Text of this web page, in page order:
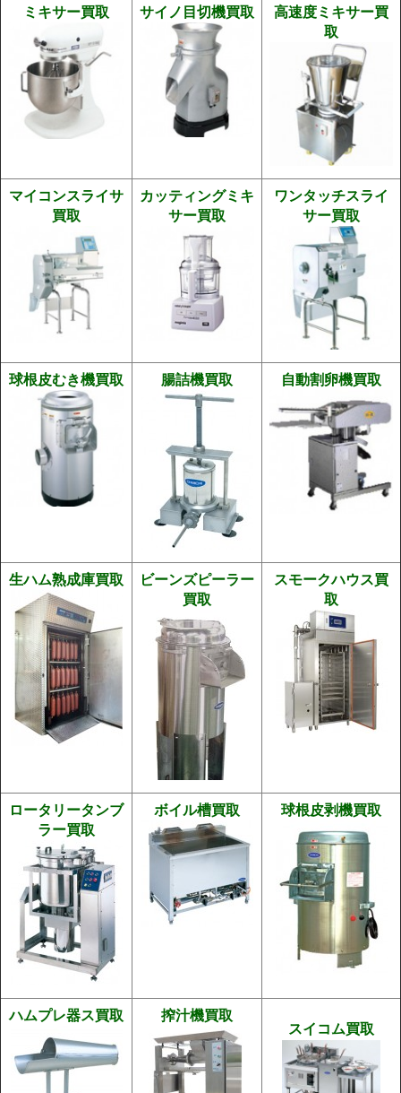
ミキサー買取 サイノ目切機買取
高速度ミキサー買
取
マイコンスライサ
買取
カッティングミキ
サー買取
ワンタッチスライ
サー買取
球根皮むき機買取 腸詰機買取 自動割卵機買取
生ハム熟成庫買取
ビーンズピーラー
買取
スモークハウス買
取
ロータリータンブ
ラー買取
ボイル槽買取 球根皮剥機買取
ハムプレ器ス買取
搾汁機買取
スイコム買取